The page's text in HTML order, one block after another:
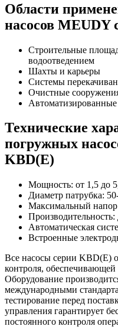
Области
насосов MEUDY
Строительные
водоотведением
Шахты и карьеры
Системы
Очистные
Технические
погружных
KBD(E)
Мощность: от 1,5 до
Диаметр патрубка:
Максимальный
Автоматическая
Встроенные
Все насосы серии KBD(E)
контроля, обеспечивающей
Оборудование
международными
тестирование перед
управления гарантирует
постоянного контроля